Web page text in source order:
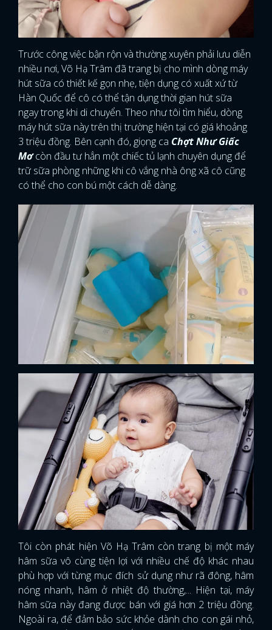
Trước công việc bận rộn và thường xuyên phải lưu diễn
nhiều nơi, Võ Hạ Trâm đã trang bị cho mình dòng máy
hút sữa có thiết kế gọn nhẹ, tiện dụng có xuất xứ từ
Hàn Quốc để cô có thể tận dụng thời gian hút sữa
ngay trong khi di chuyển. Theo như tôi tìm hiểu, dòng
máy hút sữa này trên thị trường hiện tại có giá khoảng
3 triệu đồng. Bên cạnh đó, giọng ca Chợt Như Giấc
Mơcòn đầu tư hẳn một chiếc tủ lạnh chuyên dụng để
trữ sữa phòng những khi cô vắng nhà ông xã cô cũng
có thể cho con bú một cách dễ dàng.
Tôi còn phát hiện Võ Hạ Trâm còn trang bị một máy
hâm sữa vô cùng tiện lợi với nhiều chế độ khác nhau
phù hợp với từng mục đích sử dụng như rã đông, hâm
nóng nhanh, hâm ở nhiệt độ thường,... Hiện tại, máy
hâm sữa này đang được bán với giá hơn 2 triệu đồng.
Ngoài ra, để đảm bảo sức khỏe dành cho con gái nhỏ,